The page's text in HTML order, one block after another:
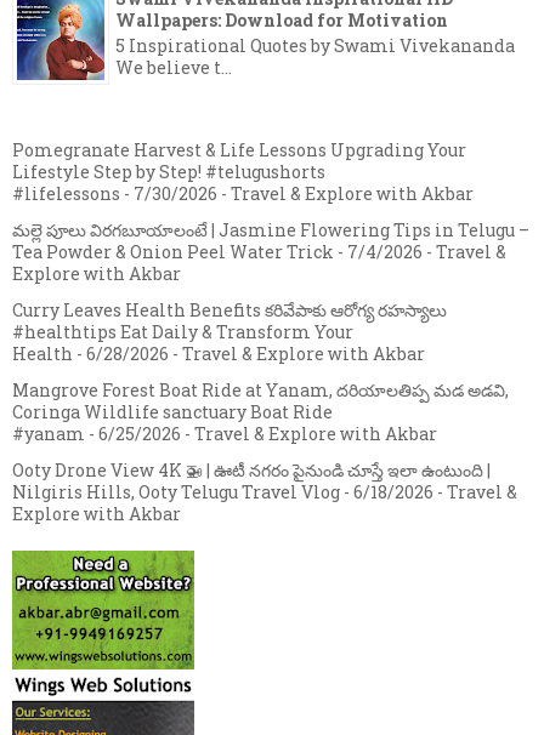
Wallpapers: Download for Motivation
5 Inspirational Quotes by Swami Vivekananda
We believe t...
Pomegranate Harvest & Life Lessons Upgrading Your
Lifestyle Step by Step! #telugushorts
#lifelessons - 7/30/2026 - Travel & Explore with Akbar
మల్లె పూలు విరగబూయాలంటే | Jasmine Flowering Tips in Telugu –
Tea Powder & Onion Peel Water Trick - 7/4/2026 - Travel &
Explore with Akbar
Curry Leaves Health Benefits కరివేపాకు ఆరోగ్య రహస్యాలు
#healthtips Eat Daily & Transform Your
Health - 6/28/2026 - Travel & Explore with Akbar
Mangrove Forest Boat Ride at Yanam, దరియాలతిప్ప మడ అడవి,
Coringa Wildlife sanctuary Boat Ride
#yanam - 6/25/2026 - Travel & Explore with Akbar
Ooty Drone View 4K 🚁 | ఊటీ నగరం పైనుండి చూస్తే ఇలా ఉంటుంది |
Nilgiris Hills, Ooty Telugu Travel Vlog - 6/18/2026 - Travel &
Explore with Akbar